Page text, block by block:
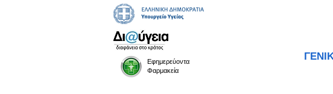
Εφημερεύοντα
Φαρμακεία